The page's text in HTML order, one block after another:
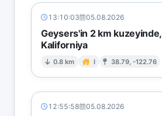
13:10:03 05.08.2026
Geysers'in 2 km kuzeyinde,
Kaliforniya
0.8 km I 38.79, -122.76
12:55:58 05.08.2026